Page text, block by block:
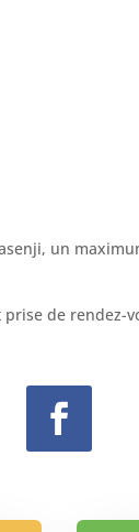
un
de rendez-